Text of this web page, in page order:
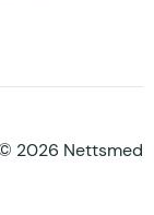
2026 Nettsmed